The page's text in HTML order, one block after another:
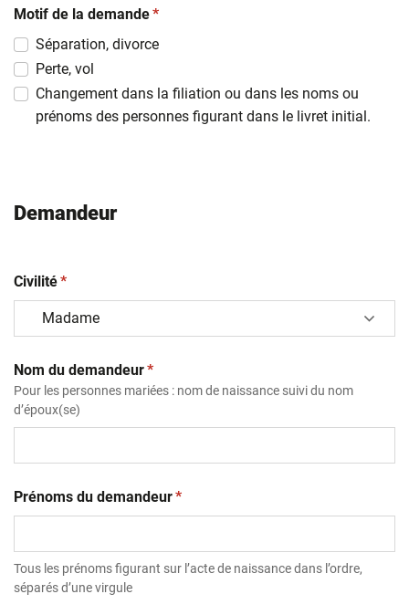
slash
MM
slash
AAAA
Motif de la demande(obligatoire)
*
Séparation, divorce
Perte, vol
Changement dans la filiation ou dans les noms ou
prénoms des personnes figurant dans le livret initial.
Demandeur
Civilité(obligatoire)
*
Nom du demandeur(obligatoire)
*
Pour les personnes mariées : nom de naissance suivi du nom
d’époux(se)
Prénoms du demandeur(obligatoire)
*
Tous les prénoms figurant sur l’acte de naissance dans l’ordre,
séparés d’une virgule